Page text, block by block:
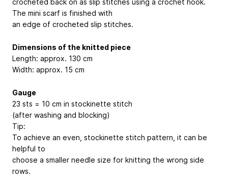
crocheted back on as slip stitches using a crochet hook.
The mini scarf is finished with
an edge of crocheted slip stitches.
Dimensions of the knitted piece
Length: approx. 130 cm
Width: approx. 15 cm
Gauge
23 sts = 10 cm in stockinette stitch
(after washing and blocking)
Tip:
To achieve an even, stockinette stitch pattern, it can be
helpful to
choose a smaller needle size for knitting the wrong side
rows.